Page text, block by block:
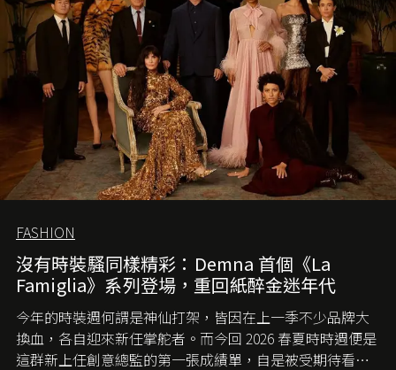
FASHION
沒有時裝騷同樣精彩：Demna 首個《La
Famiglia》系列登場，重回紙醉金迷年代
今年的時裝週何謂是神仙打架，皆因在上一季不少品牌大
換血，各自迎來新任掌舵者。而今回 2026 春夏時時週便是
這群新上任創意總監的第一張成績單，自是被受期待看他